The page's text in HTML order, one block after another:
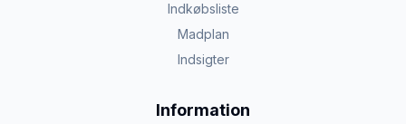
Indkøbsliste
Madplan
Indsigter
Information